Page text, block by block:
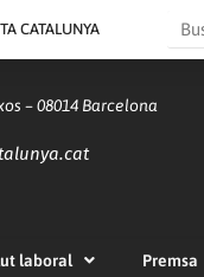
CATALUNYA
– 08014 Barcelona
laboral Premsa